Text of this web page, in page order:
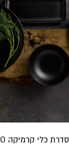
סדרת כלי קרמיקה EVO